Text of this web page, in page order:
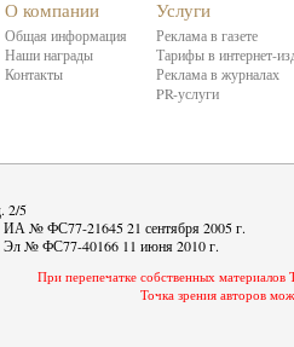
О компании
Общая информация
Наши награды
Контакты
Услуги
Реклама в газете
Тарифы в интернет-
Реклама в журналах
PR-услуги
2/5
ИА № ФС77-21645 21 сентября 2005 г.
Эл № ФС77-40166 11 июня 2010 г.
При перепечатке собственных
Точка зрения авторов